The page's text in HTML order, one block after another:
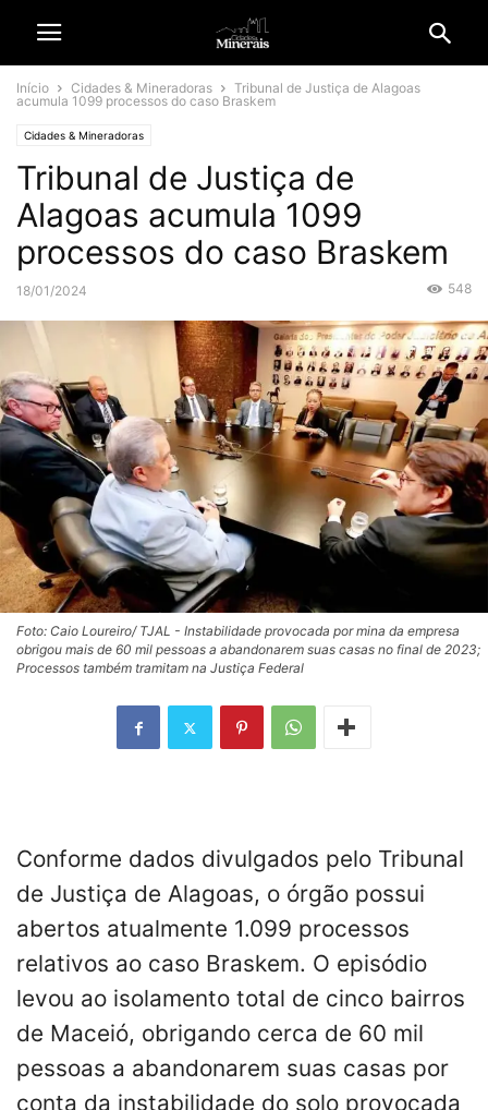
Início Cidades & Mineradoras
Tribunal de Justiça de Alagoas
acumula 1099 processos do caso Braskem
Cidades & Mineradoras
Tribunal de Justiça de
Alagoas acumula 1099
processos do caso Braskem
18/01/2024 548
Foto: Caio Loureiro/ TJAL - Instabilidade provocada por mina da empresa
obrigou mais de 60 mil pessoas a abandonarem suas casas no final de 2023;
Processos também tramitam na Justiça Federal
Conforme dados divulgados pelo Tribunal
de Justiça de Alagoas, o órgão possui
abertos atualmente 1.099 processos
relativos ao caso Braskem. O episódio
levou ao isolamento total de cinco bairros
de Maceió, obrigando cerca de 60 mil
pessoas a abandonarem suas casas por
conta da instabilidade do solo provocada